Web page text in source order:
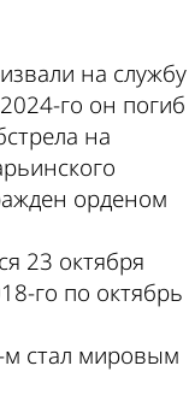
на службу
го он погиб
на
орденом
23 октября
го по октябрь
м стал мировым